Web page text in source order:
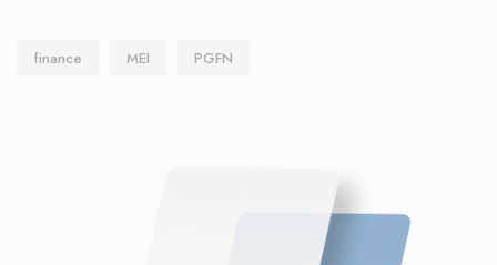
finance MEI PGFN